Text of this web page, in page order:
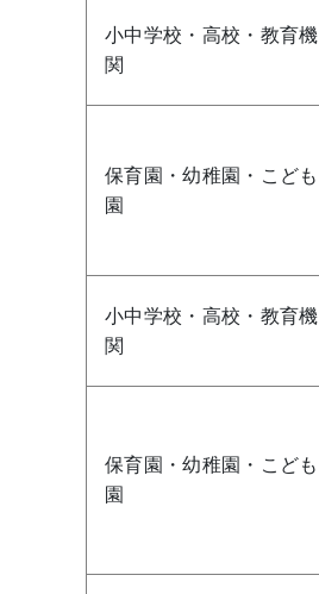
小中学校・高校・教育機
関
保育園・幼稚園・こども
園
小中学校・高校・教育機
関
保育園・幼稚園・こども
園